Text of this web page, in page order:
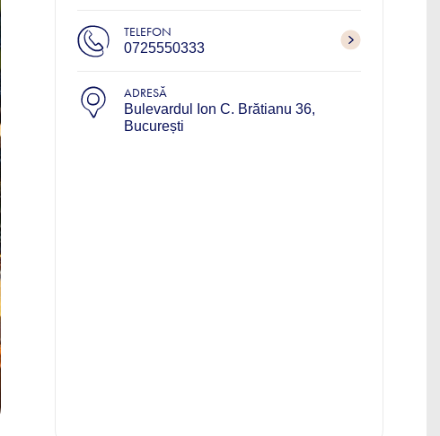
TELEFON
0725550333
ADRESĂ
Bulevardul Ion C. Brătianu 36,
București